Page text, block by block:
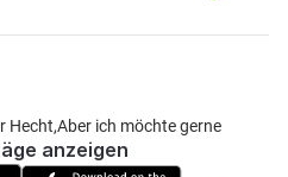
Hecht,Aber ich möchte gerne
anzeigen